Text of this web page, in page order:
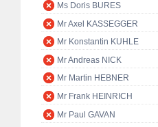
Ms Doris BURES
Mr Axel KASSEGGER
Mr Konstantin KUHLE
Mr Andreas NICK
Mr Martin HEBNER
Mr Frank HEINRICH
Mr Paul GAVAN